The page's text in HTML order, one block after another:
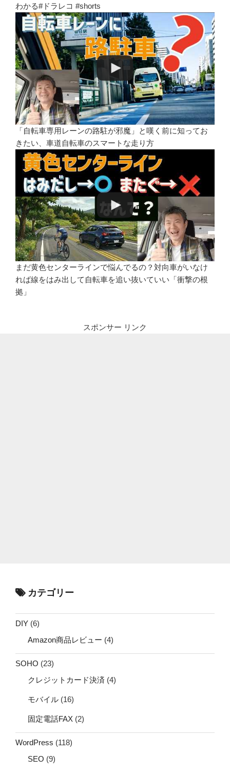
わかる#ドラレコ #shorts
「自転車専用レーンの路駐が邪魔」と嘆く前に知ってお
きたい、車道自転車のスマートな走り方
まだ黄色センターラインで悩んでるの？対向車がいなけ
れば線をはみ出して自転車を追い抜いていい「衝撃の根
拠」
スポンサー リンク
カテゴリー
DIY (6)
Amazon商品レビュー (4)
SOHO (23)
クレジットカード決済 (4)
モバイル (16)
固定電話FAX (2)
WordPress (118)
SEO (9)